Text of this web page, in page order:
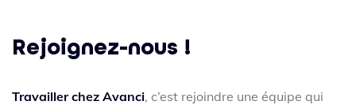
Rejoignez-nous !
Travailler chez Avanci, c’est rejoindre une équipe qui